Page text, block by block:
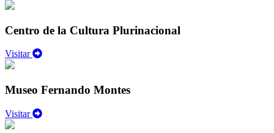
Centro de la Cultura Plurinacional
Visitar
Museo Fernando Montes
Visitar